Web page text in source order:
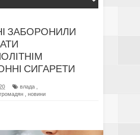
ЗАБОРОНИЛИ
СИГАРЕТИ
влада
новини